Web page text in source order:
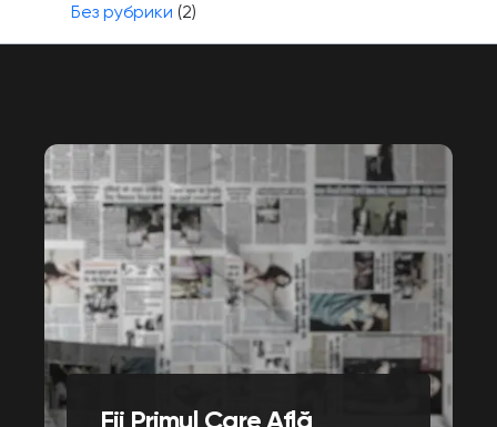
Без рубрики (2)
Fii Primul Care Află